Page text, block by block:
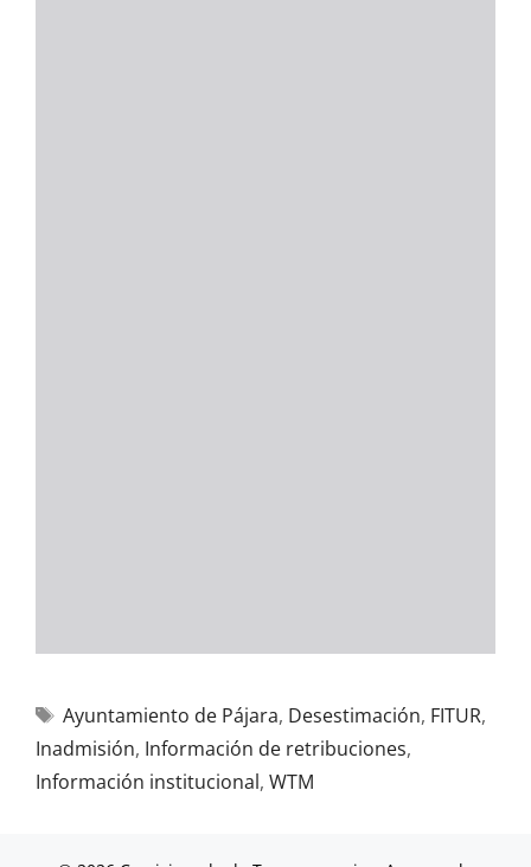
Ayuntamiento de Pájara, Desestimación, FITUR,
Inadmisión, Información de retribuciones,
Información institucional, WTM